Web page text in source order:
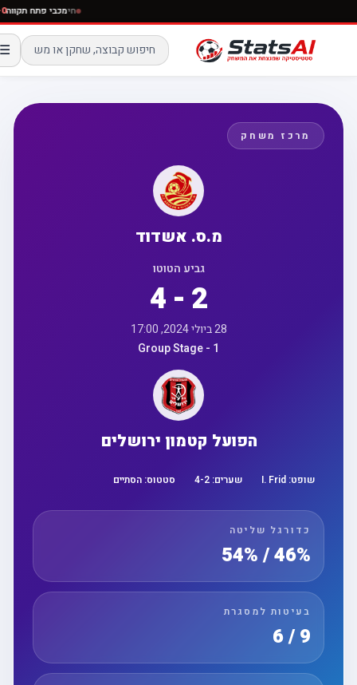
חימכבי פתח
☰
מרכז משחק
מ.ס. אשדוד
גביע הטוטו
4 - 2
28 ביולי 2024, 17:00
Group Stage - 1
הפועל קטמון ירושלים
שופט:I. Frid שערים: 4 -2 סטטוס:הסתיים
כדורגל שליטה
46% / 54%
בעיטות למסגרת